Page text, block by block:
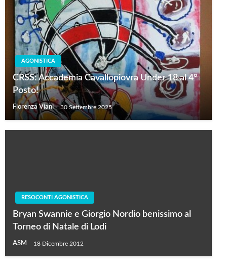
AGONISTICA
CRSS: Accademia Cavallopiovra Under 18 al 4°
Posto!
Fiorenza Viani 30 Settembre 2025
RESOCONTI AGONISTICA
Bryan Swannie e Giorgio Nordio benissimo al
Torneo di Natale di Lodi
ASM 18 Dicembre 2012